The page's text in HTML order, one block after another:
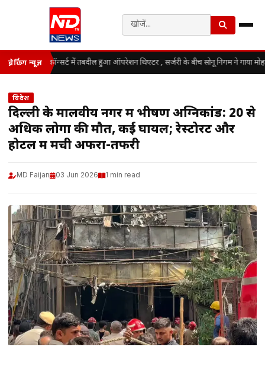
ब्रेकिंग न्यूज़ कॉन्सर्ट में तबदील हुआ ऑपरेशन थिएटर , सर्जरी के बीच सोनू निगम ने गाया
विदेश
दिल्ली के मालवीय नगर में भीषण अग्निकांड: 20 से
अधिक लोगों की मौत, कई घायल; रेस्टोरेंट और
होटल में मची अफरा-तफरी
MD Faijan 03 Jun 2026 1 min read